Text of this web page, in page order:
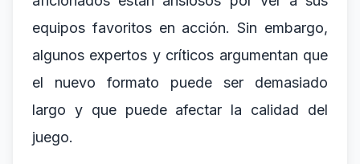
equipos favoritos en acción. Sin embargo,
algunos expertos y críticos argumentan que
el nuevo formato puede ser demasiado
largo y que puede afectar la calidad del
juego.